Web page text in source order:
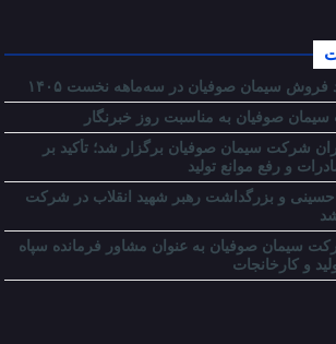
صوفیان به مناسبت روز خبرنگار
شرکت سیمان صوفیان برگزار شد؛ تأکید بر
و رفع موانع تولید
حسینی و بزرگداشت رهبر شهید انقلاب در شرکت
سیمان صوفیان به عنوان مشاور فرمانده سپاه
و کارخانجات